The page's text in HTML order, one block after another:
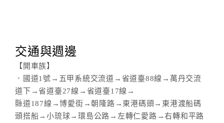
款
收
據
交通與週邊
【開車族】
．國道1號→五甲系統交流道→省道臺88線→萬丹交流
道下→省道臺27線→省道臺17線→
縣道187線→博愛街→朝隆路→東港碼頭→東港渡船碼
頭搭船→小琉球→環島公路→左轉仁愛路→右轉和平路